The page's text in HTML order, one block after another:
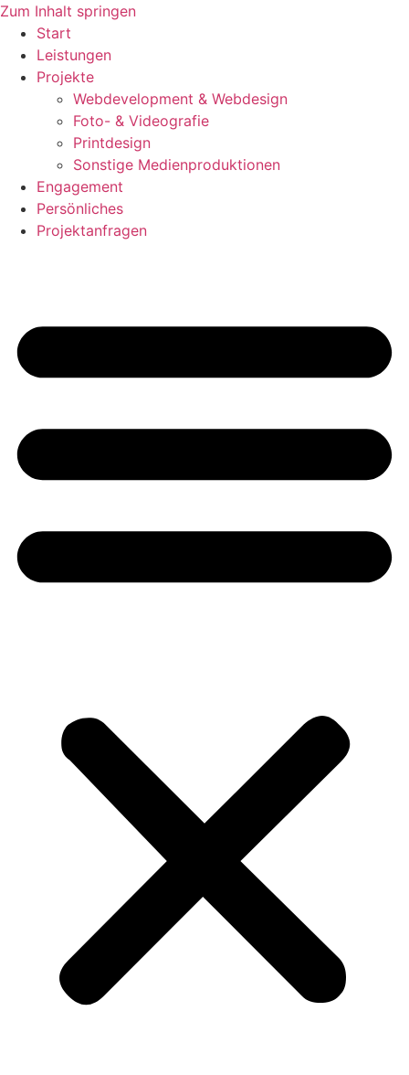
Zum Inhalt springen
Start
Leistungen
Projekte
Webdevelopment & Webdesign
Foto- & Videografie
Printdesign
Sonstige Medienproduktionen
Engagement
Persönliches
Projektanfragen